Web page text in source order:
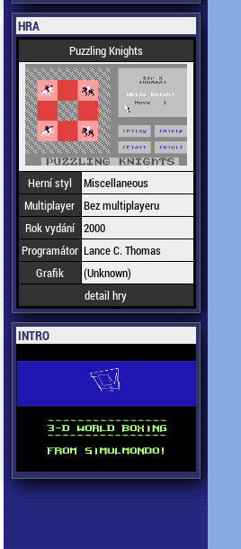
HRA
Puzzling Knights
Herní styl
Miscellaneous
Multiplayer Bez multiplayeru
Rok vydání 2000
Programátor Lance C. Thomas
Grafik
(Unknown)
detail hry
INTRO